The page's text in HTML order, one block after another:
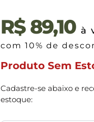
R$89,10 à
com 10% de
Produto Sem
Cadastre-se abaixo e
estoque: